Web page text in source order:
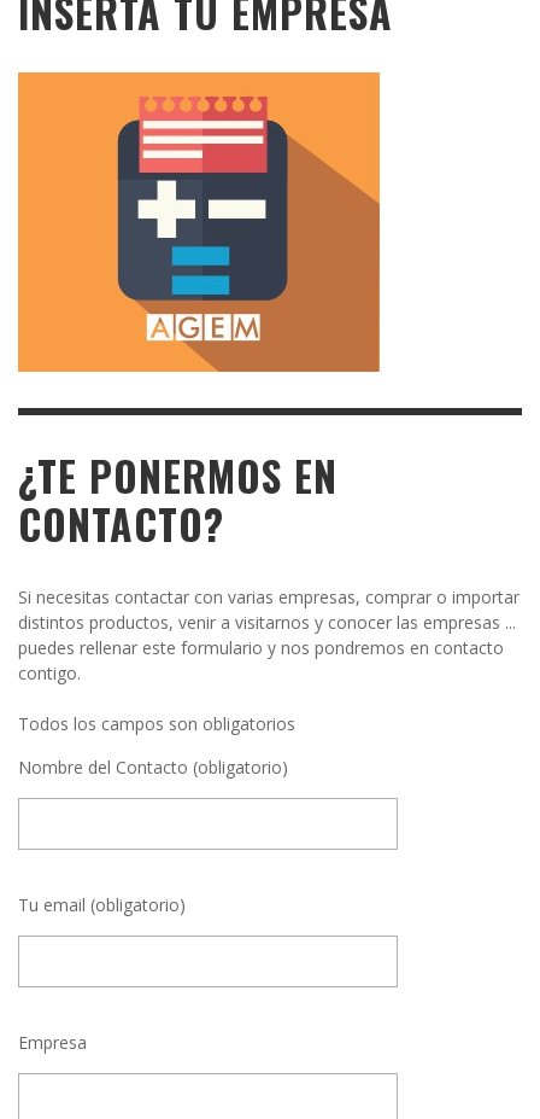
¿TE PONERMOS EN
CONTACTO?
Si necesitas contactar con varias empresas, comprar o importar
distintos productos, venir a visitarnos y conocer las empresas ...
puedes rellenar este formulario y nos pondremos en contacto
contigo.
Todos los campos son obligatorios
Nombre del Contacto (obligatorio)
Tu email (obligatorio)
Empresa